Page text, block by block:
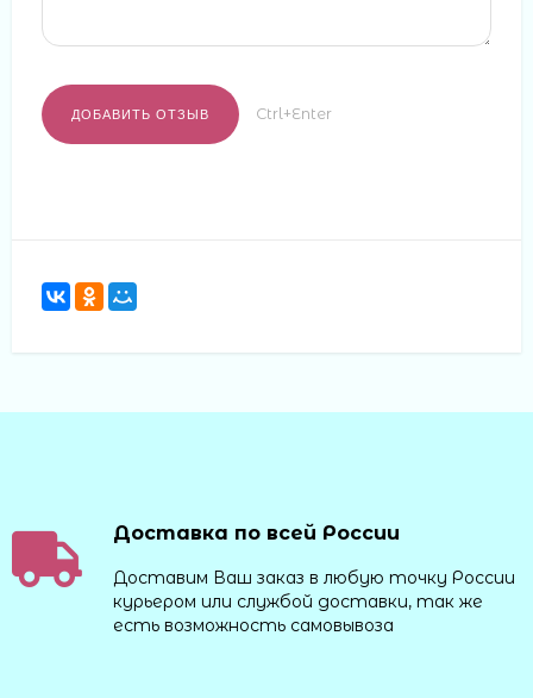
Ctrl+Enter
Доставка по всей России
Доставим Ваш заказ в любую точку России
курьером или службой доставки, так же
есть возможность самовывоза